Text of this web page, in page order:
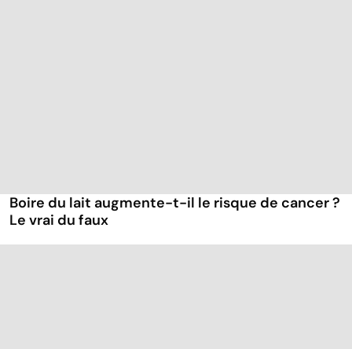
Boire du lait augmente-t-il le risque de cancer ?
Le vrai du faux